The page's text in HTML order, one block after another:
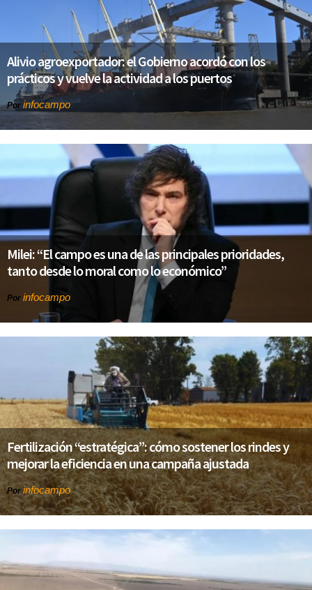
Alivio agroexportador: el Gobierno acordó con los
prácticos y vuelve la actividad a los puertos
Por infocampo
Milei: “El campo es una de las principales prioridades,
tanto desde lo moral como lo económico”
Por infocampo
Fertilización “estratégica”: cómo sostener los rindes y
mejorar la eficiencia en una campaña ajustada
Por infocampo